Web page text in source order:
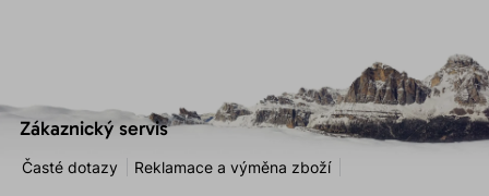
Zákaznický servis
Časté dotazy Reklamace a výměna zboží